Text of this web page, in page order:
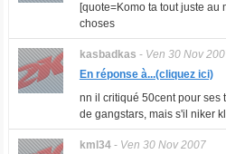
[quote=Komo ta tout juste au
choses
kasbadkas - Ven 30 Nov
En réponse à...(cliquez ici)
nn il critiqué 50cent pour ses
de gangstars, mais s'il niker
kml34- Ven 30 Nov 2007